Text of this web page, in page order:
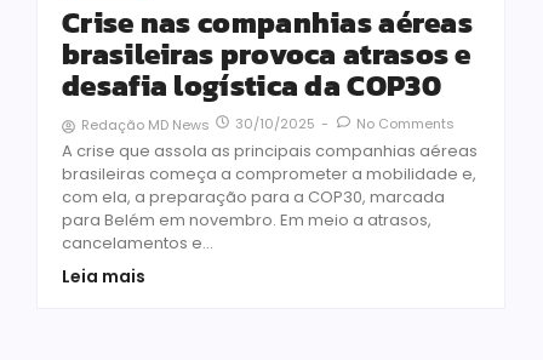
Crise nas companhias aéreas
brasileiras provoca atrasos e
desafia logística da COP30
Redação MD News 30/10/2025 - No Comments
A crise que assola as principais companhias aéreas
brasileiras começa a comprometer a mobilidade e,
com ela, a preparação para a COP30, marcada
para Belém em novembro. Em meio a atrasos,
cancelamentos e...
Leia mais